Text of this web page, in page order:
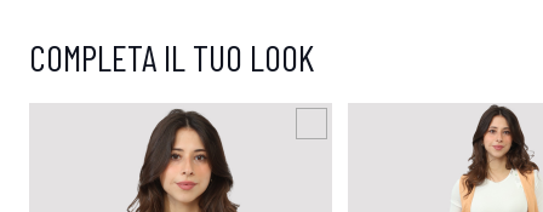
COMPLETA IL TUO LOOK